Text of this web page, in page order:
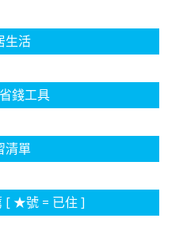
生活
錢工具
清單
[ ★號 = 已住 ]